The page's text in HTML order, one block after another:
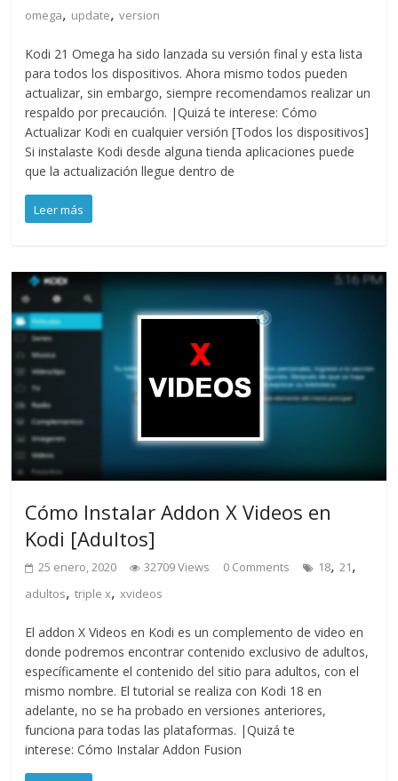
omega, update,version
Kodi 21 Omega ha sido lanzada su versión final y esta lista
para todos los dispositivos. Ahora mismo todos pueden
actualizar, sin embargo, siempre recomendamos realizar un
respaldo por precaución. |Quizá te interese: Cómo
Actualizar Kodi en cualquier versión [Todos los dispositivos]
Si instalaste Kodi desde alguna tienda aplicaciones puede
que la actualización llegue dentro de
Leer más
Cómo Instalar Addon X Videos en
Kodi [Adultos]
25 enero, 2020 32709 Views 0 Comments 18,21,
adultos,triple x,xvideos
El addon X Videos en Kodi es un complemento de video en
donde podremos encontrar contenido exclusivo de adultos,
específicamente el contenido del sitio para adultos, con el
mismo nombre. El tutorial se realiza con Kodi 18 en
adelante, no se ha probado en versiones anteriores,
funciona para todas las plataformas. |Quizá te
interese: Cómo Instalar Addon Fusion